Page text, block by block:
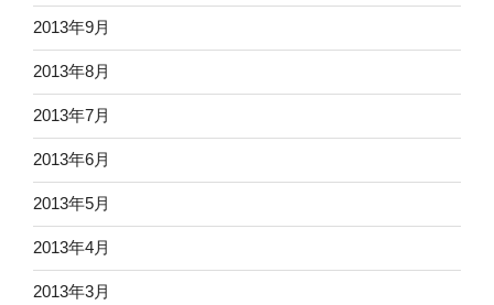
2013年9月
2013年8月
2013年7月
2013年6月
2013年5月
2013年4月
2013年3月